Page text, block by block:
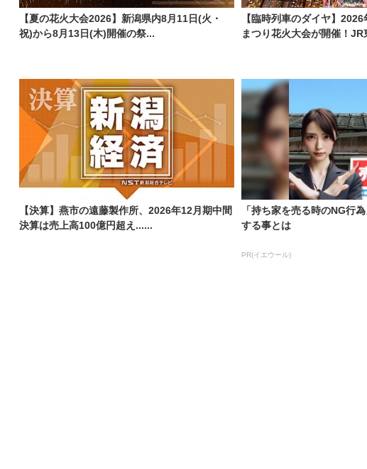
【夏の花火大会2026】新潟県内8月11日(火・
祝)から8月13日(木)開催の祭...
【臨時列車のダイヤ】
まつり花火大会が開催！JR
【決算】燕市の遠藤製作所、2026年12月期中間
決算は売上高100億円超え......
「持ち家を売る時のNG行
する事とは
PR(イエウール)